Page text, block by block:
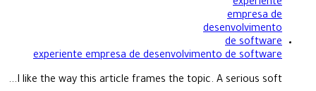
experiente empresa de desenvolvimento de software
I like the way this article frames the topic. A serious soft...